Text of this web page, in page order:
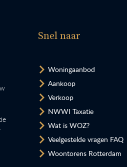
Snel naar
Woningaanbod
Aankoop
Verkoop
NWWI Taxatie
Wat is WOZ?
Veelgestelde vragen FAQ
Woontorens Rotterdam